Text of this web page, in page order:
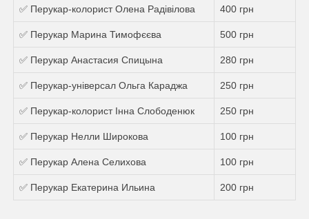
✅ Перукар-колорист Олена Радівілова 400 грн
✅ Перукар Марина Тимофєєва 500 грн
✅ Перукар Анастасия Спицына 280 грн
✅ Перукар-універсал Ольга Караджа 250 грн
✅ Перукар-колорист Інна Слободенюк 250 грн
✅ Перукар Нелли Широкова 100 грн
✅ Перукар Алена Селихова 100 грн
✅ Перукар Екатерина Ильина 200 грн